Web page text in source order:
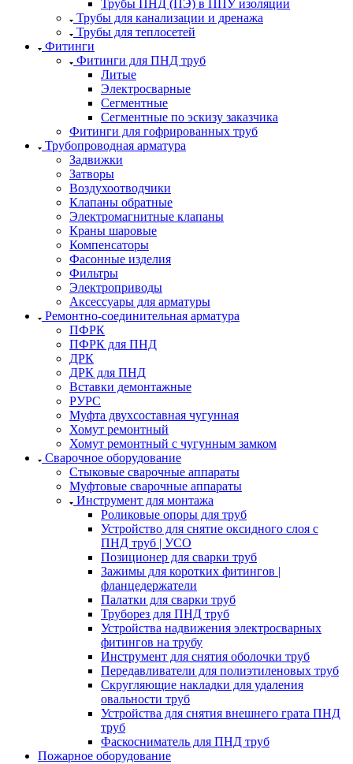
Трубы ПНД (ПЭ) в ППУ изоляции
Трубы для канализации и дренажа
Трубы для теплосетей
Фитинги
Фитинги для ПНД труб
Литые
Электросварные
Сегментные
Сегментные по эскизу заказчика
Фитинги для гофрированных труб
Трубопроводная арматура
Задвижки
Затворы
Воздухоотводчики
Клапаны обратные
Электромагнитные клапаны
Краны шаровые
Компенсаторы
Фасонные изделия
Фильтры
Электроприводы
Аксессуары для арматуры
Ремонтно-соединительная арматура
ПФРК
ПФРК для ПНД
ДРК
ДРК для ПНД
Вставки демонтажные
РУРС
Муфта двухсоставная чугунная
Хомут ремонтный
Хомут ремонтный с чугунным замком
Сварочное оборудование
Стыковые сварочные аппараты
Муфтовые сварочные аппараты
Инструмент для монтажа
Роликовые опоры для труб
Устройство для снятие оксидного слоя с
ПНД труб | УСО
Позиционер для сварки труб
Зажимы для коротких фитингов |
фланцедержатели
Палатки для сварки труб
Труборез для ПНД труб
Устройства надвижения электросварных
фитингов на трубу
Инструмент для снятия оболочки труб
Передавливатели для полиэтиленовых труб
Скругляющие накладки для удаления
овальности труб
Устройства для снятия внешнего грата ПНД
труб
Фаскосниматель для ПНД труб
Пожарное оборудование